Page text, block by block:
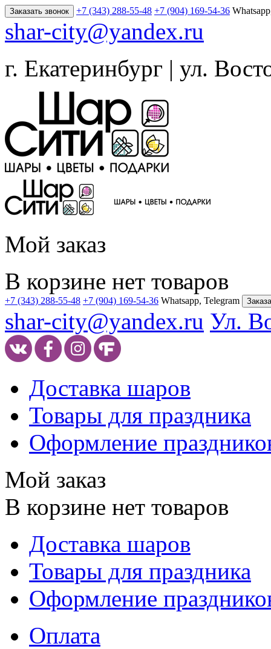
Заказать звонок +7 (343) 288-55-48 +7 (904) 169-54-36
shar-city@yandex.ru
г. Екатеринбург | ул.
Мой заказ
В корзине нет товаров
+7 (343) 288-55-48 +7 (904) 169-54-36 Whatsapp, Telegram
shar-city@yandex.ru Ул.
Доставка шаров
Товары для праздника
Оформление
Мой заказ
В корзине нет товаров
Доставка шаров
Товары для праздника
Оформление
Оплата